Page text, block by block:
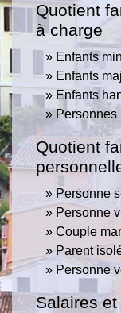
Quotient
à charge
Enfants
Enfants
Enfants
Quotient
Personne
Personne
Couple
Parent
Personne
Salaires